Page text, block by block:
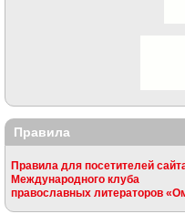
Правила
Правила для посетителей
Международного клуба
православных литераторов